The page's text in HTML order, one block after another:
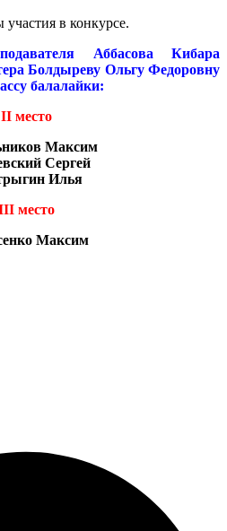
участия в конкурсе.
Аббасова Кибара
Болдыреву Ольгу Федоровну
балалайки:
IIместо
Максим
Сергей
Илья
место
Максим